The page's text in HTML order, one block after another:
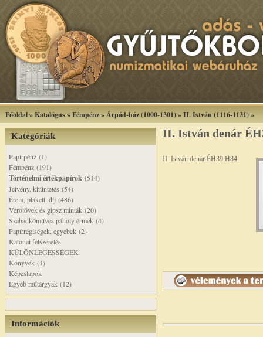
Főoldal»Katalógus»Fémpénz»Árpád-ház (1000-1301)»II. István (1116-1131)»
Kategóriák
Papírpénz (1)
Fémpénz (191)
Történelmi értékpapírok (514)
Jelvény, kitüntetés (54)
Érem, plakett, díj (486)
Verőtövek és gipsz minták (20)
Szabadkőműves páholy érmek (4)
Papírrégiségek, egyebek (2)
Katonai felszerelés
KÜLÖNLEGESSÉGEK
Könyvek (1)
Képeslapok
Egyéb műtárgyak (12)
Információk
II. István denár
II. István denár ÉH39 H84